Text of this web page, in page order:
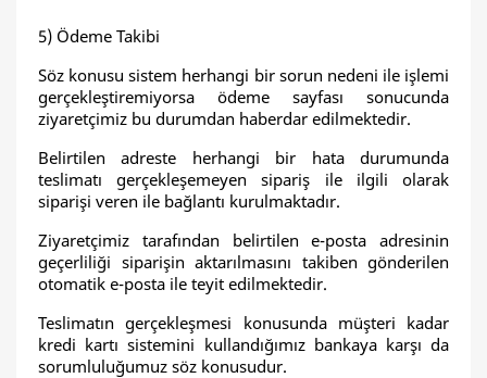
5) Ödeme Takibi
Söz konusu sistem herhangi bir sorun nedeni ile işlemi
gerçekleştiremiyorsa ödeme sayfası sonucunda
ziyaretçimiz bu durumdan haberdar edilmektedir.
Belirtilen adreste herhangi bir hata durumunda
teslimatı gerçekleşemeyen sipariş ile ilgili olarak
siparişi veren ile bağlantı kurulmaktadır.
Ziyaretçimiz tarafından belirtilen e-posta adresinin
geçerliliği siparişin aktarılmasını takiben gönderilen
otomatik e-posta ile teyit edilmektedir.
Teslimatın gerçekleşmesi konusunda müşteri kadar
kredi kartı sistemini kullandığımız bankaya karşı da
sorumluluğumuz söz konusudur.